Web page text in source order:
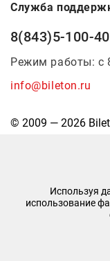
Служба
8(843)5-100-
Режим работы: с
info@bileton.ru
© 2009 — 2026
Используя
использование